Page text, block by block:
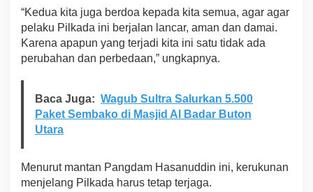
a
p
J
a
g
e
u
a
n
“Kedua kita juga berdoa kepada kita semua, agar agar
pelaku Pilkada ini berjalan lancar, aman dan damai.
Karena apapun yang terjadi kita ini satu tidak ada
perubahan dan perbedaan,” ungkapnya.
Baca Juga: Wagub Sultra Salurkan 5.500
Paket Sembako di Masjid Al Badar Buton
Utara
Menurut mantan Pangdam Hasanuddin ini, kerukunan
menjelang Pilkada harus tetap terjaga.